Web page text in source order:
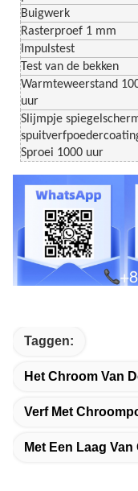
Buigwerk
Rasterproef 1 mm
Impulstest
Test van de bekken
Warmteweerstand
uur
Slijmpje
Sproei 1000 uur
Taggen:
Het Chroom Van
Verf Met
Met Een Laag